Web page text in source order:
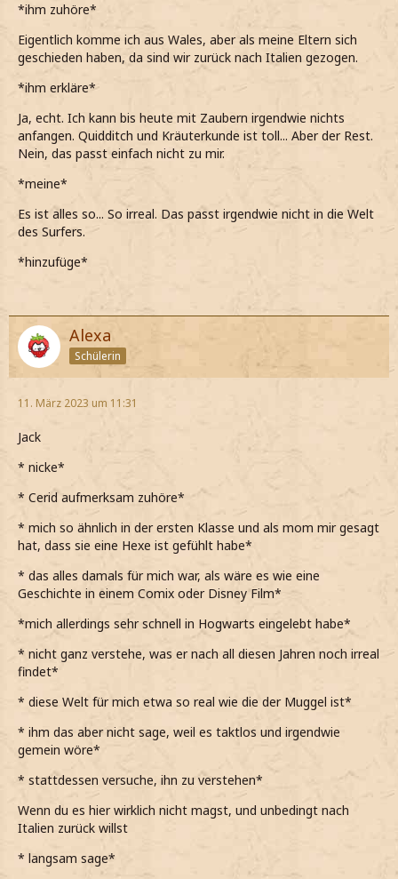
*ihm zuhöre*
Eigentlich komme ich aus Wales, aber als meine Eltern sich
geschieden haben, da sind wir zurück nach Italien gezogen.
*ihm erkläre*
Ja, echt. Ich kann bis heute mit Zaubern irgendwie nichts
anfangen. Quidditch und Kräuterkunde ist toll... Aber der Rest.
Nein, das passt einfach nicht zu mir.
*meine*
Es ist alles so... So irreal. Das passt irgendwie nicht in die Welt
des Surfers.
*hinzufüge*
Alexa
Schülerin
11. März 2023 um 11:31
Jack
* nicke*
* Cerid aufmerksam zuhöre*
* mich so ähnlich in der ersten Klasse und als mom mir gesagt
hat, dass sie eine Hexe ist gefühlt habe*
* das alles damals für mich war, als wäre es wie eine
Geschichte in einem Comix oder Disney Film*
*mich allerdings sehr schnell in Hogwarts eingelebt habe*
* nicht ganz verstehe, was er nach all diesen Jahren noch irreal
findet*
* diese Welt für mich etwa so real wie die der Muggel ist*
* ihm das aber nicht sage, weil es taktlos und irgendwie
gemein wöre*
* stattdessen versuche, ihn zu verstehen*
Wenn du es hier wirklich nicht magst, und unbedingt nach
Italien zurück willst
* langsam sage*